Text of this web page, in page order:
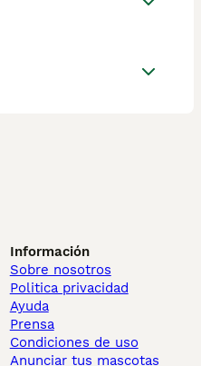
Información
Sobre nosotros
Politica privacidad
Ayuda
Prensa
Condiciones de uso
Anunciar tus mascotas